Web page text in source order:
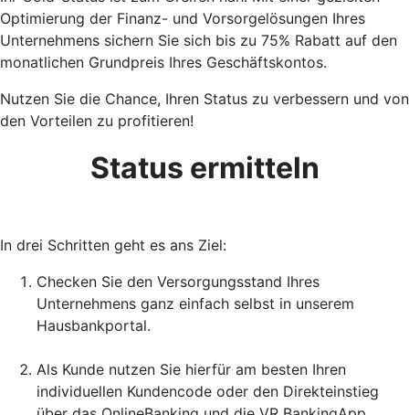
Optimierung der Finanz- und Vorsorgelösungen Ihres
Unternehmens sichern Sie sich bis zu 75% Rabatt auf den
monatlichen Grundpreis Ihres Geschäftskontos.
Nutzen Sie die Chance, Ihren Status zu verbessern und von
den Vorteilen zu profitieren!
Status ermitteln
In drei Schritten geht es ans Ziel:
Checken Sie den Versorgungsstand Ihres
Unternehmens ganz einfach selbst in unserem
Hausbankportal.
Als Kunde nutzen Sie hierfür am besten Ihren
individuellen Kundencode oder den Direkteinstieg